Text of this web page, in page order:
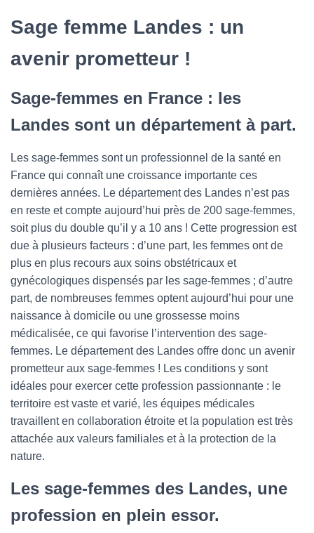
Sage femme Landes : un
avenir prometteur !
Sage-femmes en France : les
Landes sont un département à part.
Les sage-femmes sont un professionnel de la santé en
France qui connaît une croissance importante ces
dernières années. Le département des Landes n’est pas
en reste et compte aujourd’hui près de 200 sage-femmes,
soit plus du double qu’il y a 10 ans ! Cette progression est
due à plusieurs facteurs : d’une part, les femmes ont de
plus en plus recours aux soins obstétricaux et
gynécologiques dispensés par les sage-femmes ; d’autre
part, de nombreuses femmes optent aujourd’hui pour une
naissance à domicile ou une grossesse moins
médicalisée, ce qui favorise l’intervention des sage-
femmes. Le département des Landes offre donc un avenir
prometteur aux sage-femmes ! Les conditions y sont
idéales pour exercer cette profession passionnante : le
territoire est vaste et varié, les équipes médicales
travaillent en collaboration étroite et la population est très
attachée aux valeurs familiales et à la protection de la
nature.
Les sage-femmes des Landes, une
profession en plein essor.